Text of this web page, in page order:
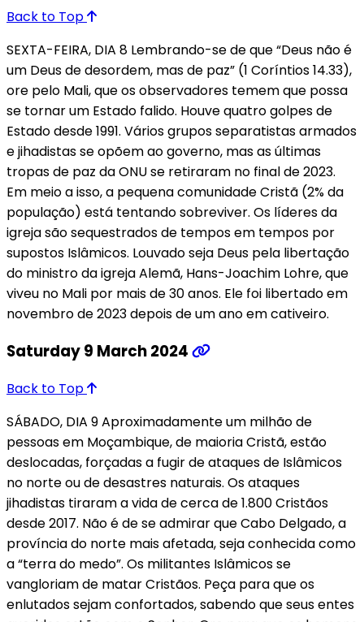
Back to Top
SEXTA-FEIRA, DIA 8 Lembrando-se de que “Deus não é
um Deus de desordem, mas de paz” (1 Coríntios 14.33),
ore pelo Mali, que os observadores temem que possa
se tornar um Estado falido. Houve quatro golpes de
Estado desde 1991. Vários grupos separatistas armados
e jihadistas se opõem ao governo, mas as últimas
tropas de paz da ONU se retiraram no final de 2023.
Em meio a isso, a pequena comunidade Cristã (2% da
população) está tentando sobreviver. Os líderes da
igreja são sequestrados de tempos em tempos por
supostos Islâmicos. Louvado seja Deus pela libertação
do ministro da igreja Alemã, Hans-Joachim Lohre, que
viveu no Mali por mais de 30 anos. Ele foi libertado em
novembro de 2023 depois de um ano em cativeiro.
Saturday 9 March 2024
Back to Top
SÁBADO, DIA 9 Aproximadamente um milhão de
pessoas em Moçambique, de maioria Cristã, estão
deslocadas, forçadas a fugir de ataques de Islâmicos
no norte ou de desastres naturais. Os ataques
jihadistas tiraram a vida de cerca de 1.800 Cristãos
desde 2017. Não é de se admirar que Cabo Delgado, a
província do norte mais afetada, seja conhecida como
a “terra do medo”. Os militantes Islâmicos se
vangloriam de matar Cristãos. Peça para que os
enlutados sejam confortados, sabendo que seus entes